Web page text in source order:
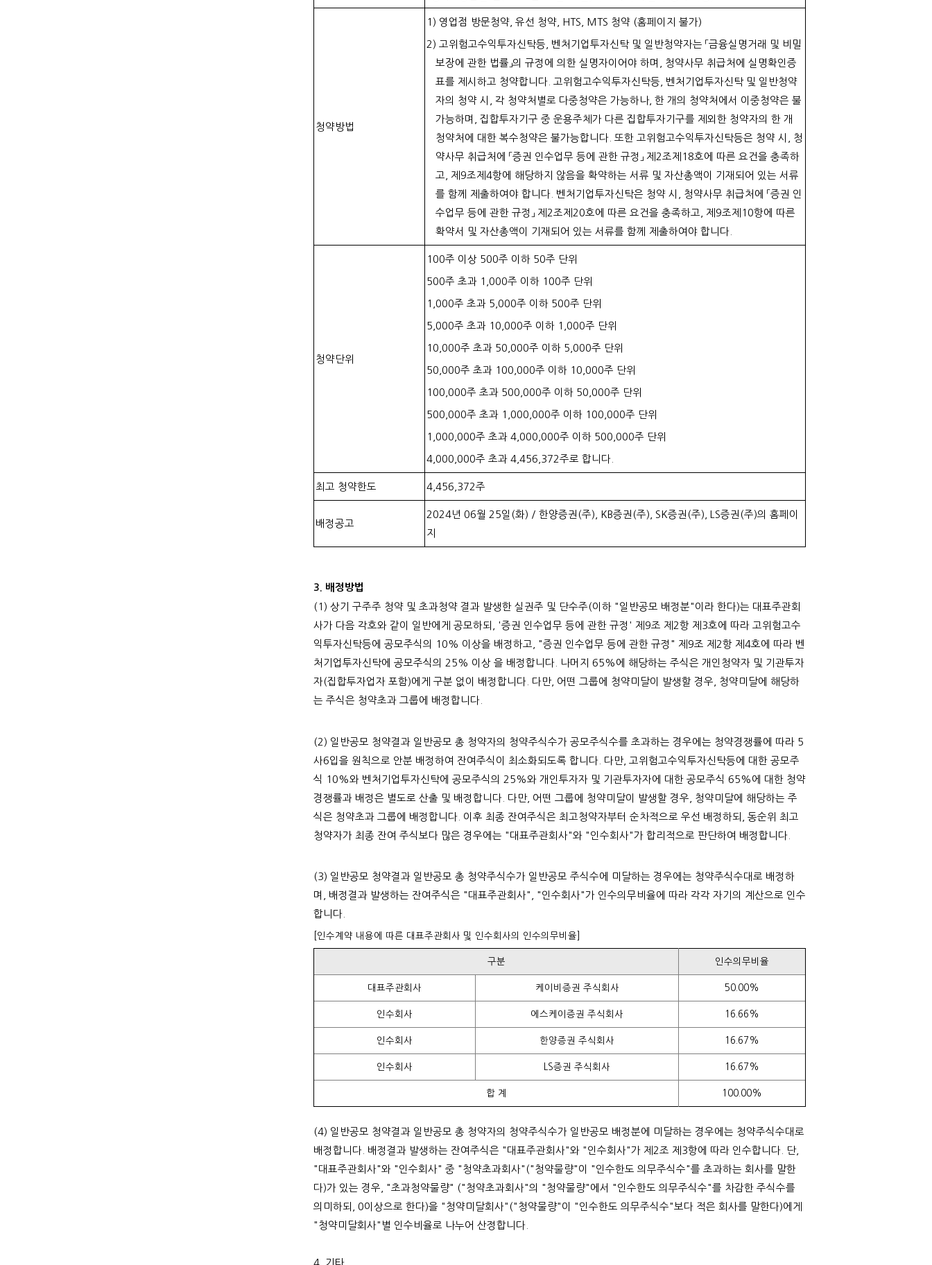
청약방법
1) 영업점 방문청약, 유선 청약, HTS, MTS 청약 (홈페이지 불가)
2) 고위험고수익투자신탁등, 벤처기업투자신탁 및 일반청약자는 「금융실명거래 및 비밀
보장에 관한 법률」의 규정에 의한 실명자이어야 하며, 청약사무 취급처에 실명확인증
표를 제시하고 청약합니다. 고위험고수익투자신탁등, 벤처기업투자신탁 및 일반청약
자의 청약 시, 각 청약처별로 다중청약은 가능하나, 한 개의 청약처에서 이중청약은 불
가능하며, 집합투자기구 중 운용주체가 다른 집합투자기구를 제외한 청약자의 한 개
청약처에 대한 복수청약은 불가능합니다. 또한 고위험고수익투자신탁등은 청약 시, 청
약사무 취급처에 「증권 인수업무 등에 관한 규정」 제2조제18호에 따른 요건을 충족하
고, 제9조제4항에 해당하지 않음을 확약하는 서류 및 자산총액이 기재되어 있는 서류
를 함께 제출하여야 합니다. 벤처기업투자신탁은 청약 시, 청약사무 취급처에 「증권 인
수업무 등에 관한 규정」 제2조제20호에 따른 요건을 충족하고, 제9조제10항에 따른
확약서 및 자산총액이 기재되어 있는 서류를 함께 제출하여야 합니다.
청약단위
100주 이상 500주 이하 50주 단위
500주 초과 1,000주 이하 100주 단위
1,000주 초과 5,000주 이하 500주 단위
5,000주 초과 10,000주 이하 1,000주 단위
10,000주 초과 50,000주 이하 5,000주 단위
50,000주 초과 100,000주 이하 10,000주 단위
100,000주 초과 500,000주 이하 50,000주 단위
500,000주 초과 1,000,000주 이하 100,000주 단위
1,000,000주 초과 4,000,000주 이하 500,000주 단위
4,000,000주 초과 4,456,372주로 합니다.
최고 청약한도 4,456,372주
배정공고
2024년 06월 25일(화) / 한양증권(주), KB증권(주), SK증권(주), LS증권(주)의 홈페이
지
3. 배정방법
(1) 상기 구주주 청약 및 초과청약 결과 발생한 실권주 및 단수주(이하 "일반공모 배정분"이라 한다)는 대표주관회
사가 다음 각호와 같이 일반에게 공모하되, '증권 인수업무 등에 관한 규정' 제9조 제2항 제3호에 따라 고위험고수
익투자신탁등에 공모주식의 10% 이상을 배정하고, "증권 인수업무 등에 관한 규정" 제9조 제2항 제4호에 따라 벤
처기업투자신탁에 공모주식의 25% 이상 을 배정합니다. 나머지 65%에 해당하는 주식은 개인청약자 및 기관투자
자(집합투자업자 포함)에게 구분 없이 배정합니다. 다만, 어떤 그룹에 청약미달이 발생할 경우, 청약미달에 해당하
는 주식은 청약초과 그룹에 배정합니다.
(2) 일반공모 청약결과 일반공모 총 청약자의 청약주식수가 공모주식수를 초과하는 경우에는 청약경쟁률에 따라 5
사6입을 원칙으로 안분 배정하여 잔여주식이 최소화되도록 합니다. 다만, 고위험고수익투자신탁등에 대한 공모주
식 10%와 벤처기업투자신탁에 공모주식의 25%와 개인투자자 및 기관투자자에 대한 공모주식 65%에 대한 청약
경쟁률과 배정은 별도로 산출 및 배정합니다. 다만, 어떤 그룹에 청약미달이 발생할 경우, 청약미달에 해당하는 주
식은 청약초과 그룹에 배정합니다. 이후 최종 잔여주식은 최고청약자부터 순차적으로 우선 배정하되, 동순위 최고
청약자가 최종 잔여 주식보다 많은 경우에는 "대표주관회사"와 "인수회사"가 합리적으로 판단하여 배정합니다.
(3) 일반공모 청약결과 일반공모 총 청약주식수가 일반공모 주식수에 미달하는 경우에는 청약주식수대로 배정하
며, 배정결과 발생하는 잔여주식은 "대표주관회사", "인수회사"가 인수의무비율에 따라 각각 자기의 계산으로 인수
합니다.
[인수계약 내용에 따른 대표주관회사 및 인수회사의 인수의무비율]
구분 인수의무비율
대표주관회사 케이비증권 주식회사 50.00%
인수회사 에스케이증권 주식회사 16.66%
인수회사 한양증권 주식회사 16.67%
인수회사 LS증권 주식회사 16.67%
합 계 100.00%
(4) 일반공모 청약결과 일반공모 총 청약자의 청약주식수가 일반공모 배정분에 미달하는 경우에는 청약주식수대로
배정합니다. 배정결과 발생하는 잔여주식은 "대표주관회사"와 "인수회사"가 제2조 제3항에 따라 인수합니다. 단,
"대표주관회사"와 "인수회사" 중 "청약초과회사"("청약물량"이 "인수한도 의무주식수"를 초과하는 회사를 말한
다)가 있는 경우, "초과청약물량" ("청약초과회사"의 "청약물량"에서 "인수한도 의무주식수"를 차감한 주식수를
의미하되, 0이상으로 한다)을 "청약미달회사"("청약물량"이 "인수한도 의무주식수"보다 적은 회사를 말한다)에게
"청약미달회사"별 인수비율로 나누어 산정합니다.
4. 기타